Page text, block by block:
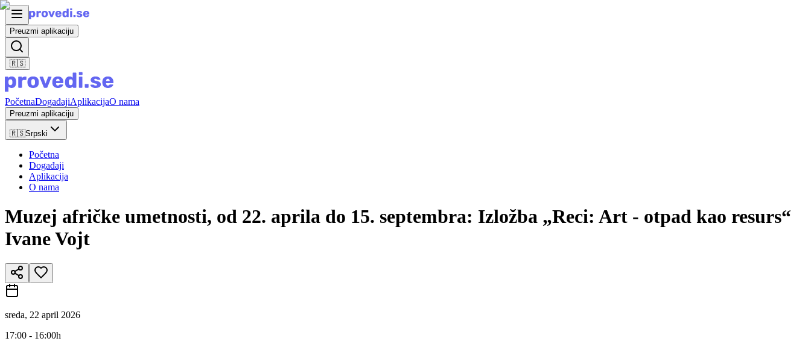
Preuzmi aplikaciju
🇷🇸
PočetnaDogađajiAplikacijaO nama
Preuzmi aplikaciju
🇷🇸Srpski
Početna
Događaji
Aplikacija
O nama
Muzej afričke umetnosti, od 22. aprila do 15. septembra: Izložba „Reci: Art - otpad kao resurs“
Ivane Vojt
sreda, 22 april 2026
17:00 - 16:00h